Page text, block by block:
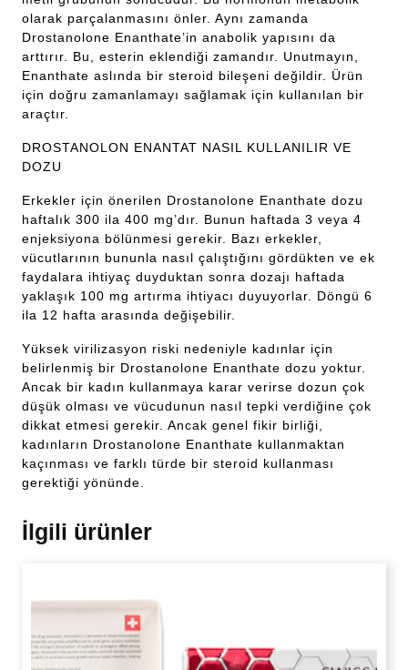
olarak parçalanmasını önler. Aynı zamanda
Drostanolone Enanthate’in anabolik yapısını da
arttırır. Bu, esterin eklendiği zamandır. Unutmayın,
Enanthate aslında bir steroid bileşeni değildir. Ürün
için doğru zamanlamayı sağlamak için kullanılan bir
araçtır.
DROSTANOLON ENANTAT NASIL KULLANILIR VE
DOZU
Erkekler için önerilen Drostanolone Enanthate dozu
haftalık 300 ila 400 mg’dır. Bunun haftada 3 veya 4
enjeksiyona bölünmesi gerekir. Bazı erkekler,
vücutlarının bununla nasıl çalıştığını gördükten ve ek
faydalara ihtiyaç duyduktan sonra dozajı haftada
yaklaşık 100 mg artırma ihtiyacı duyuyorlar. Döngü 6
ila 12 hafta arasında değişebilir.
Yüksek virilizasyon riski nedeniyle kadınlar için
belirlenmiş bir Drostanolone Enanthate dozu yoktur.
Ancak bir kadın kullanmaya karar verirse dozun çok
düşük olması ve vücudunun nasıl tepki verdiğine çok
dikkat etmesi gerekir. Ancak genel fikir birliği,
kadınların Drostanolone Enanthate kullanmaktan
kaçınması ve farklı türde bir steroid kullanması
gerektiği yönünde.
İlgili ürünler